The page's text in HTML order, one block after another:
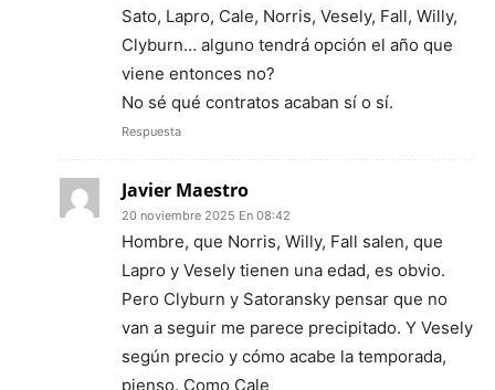
Sato, Lapro, Cale, Norris, Vesely, Fall, Willy,
Clyburn… alguno tendrá opción el año que
viene entonces no?
No sé qué contratos acaban sí o sí.
Respuesta
Javier Maestro
20 noviembre 2025 En 08:42
Hombre, que Norris, Willy, Fall salen, que
Lapro y Vesely tienen una edad, es obvio.
Pero Clyburn y Satoransky pensar que no
van a seguir me parece precipitado. Y Vesely
según precio y cómo acabe la temporada,
pienso. Como Cale